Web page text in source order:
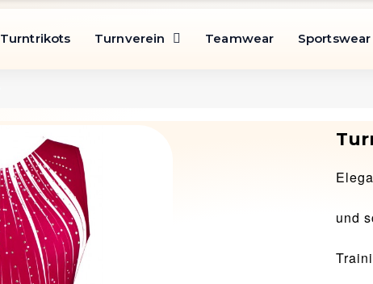
Turntrikots Turnverein Teamwear Sportswear
und